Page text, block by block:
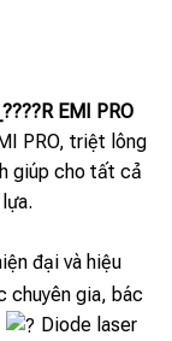
EMI PRO
PRO, triệt lông
giúp cho tất cả
đại và hiệu
chuyên gia, bác
Diode laser